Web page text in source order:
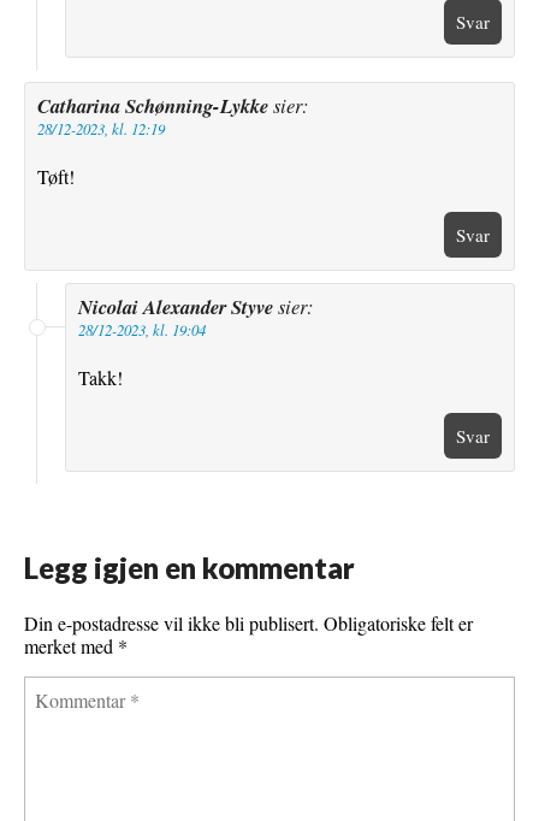
Svar
Catharina Schønning-Lykkesier:
28/12-2023, kl. 12:19
Tøft!
Svar
Nicolai Alexander Styvesier:
28/12-2023, kl. 19:04
Takk!
Svar
Legg igjen en kommentar
Din e-postadresse vil ikke bli publisert. Obligatoriske felt er
merket med *